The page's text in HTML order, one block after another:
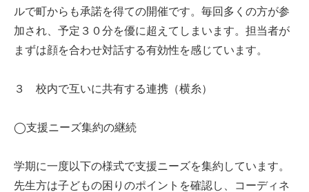
ルで町からも承諾を得ての開催です。毎回多くの方が参
加され、予定３０分を優に超えてしまいます。担当者が
まずは顔を合わせ対話する有効性を感じています。
３ 校内で互いに共有する連携（横糸）
◯支援ニーズ集約の継続
学期に一度以下の様式で支援ニーズを集約しています。
先生方は子どもの困りのポイントを確認し、コーディネ